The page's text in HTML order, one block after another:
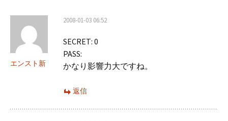
ンエンスト新
2008-01-03 06:52
SECRET: 0
PASS:
かなり影響力大ですね。
返信